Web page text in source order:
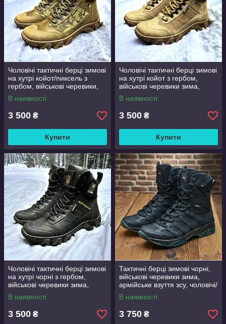
Чоловічі тактичні берці зимові
на хутрі койот/пиксель з
гербом, військові черевики,
розмір 40 41 42 43 44 45 46
В наявності
3 500 ₴
Купити
Чоловічі тактичні берці зимові
на хутрі койот з гербом,
військові черевики зима,
розмір 40 41 42 43 44 45 46
В наявності
3 500 ₴
Купити
Чоловічі тактичні берці зимові
на хутрі чорні з гербом,
військові черевики зима,
розмір 40 41 42 43 44 45 46
В наявності
3 500 ₴
Тактичні берці зимові чорні,
військові черевики зима,
армійське взуття зсу, чоловічі/
жіночі, розмір 36-47
В наявності
3 750 ₴